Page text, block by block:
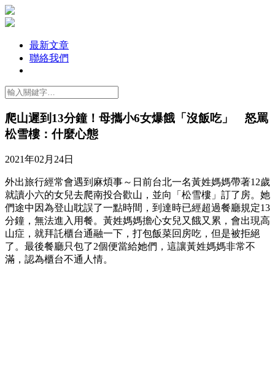
最新文章
聯絡我們
爬山遲到13分鐘！母攜小6女爆餓「沒飯吃」 怒罵
松雪樓：什麼心態
2021年02月24日
外出旅行經常會遇到麻煩事～日前台北一名黃姓媽媽帶著12歲
就讀小六的女兒去爬南投合歡山，並向「松雪樓」訂了房。她
們途中因為登山耽誤了一點時間，到達時已經超過餐廳規定13
分鐘，無法進入用餐。黃姓媽媽擔心女兒又餓又累，會出現高
山症，就拜託櫃台通融一下，打包飯菜回房吃，但是被拒絕
了。最後餐廳只包了2個便當給她們，這讓黃姓媽媽非常不
滿，認為櫃台不通人情。